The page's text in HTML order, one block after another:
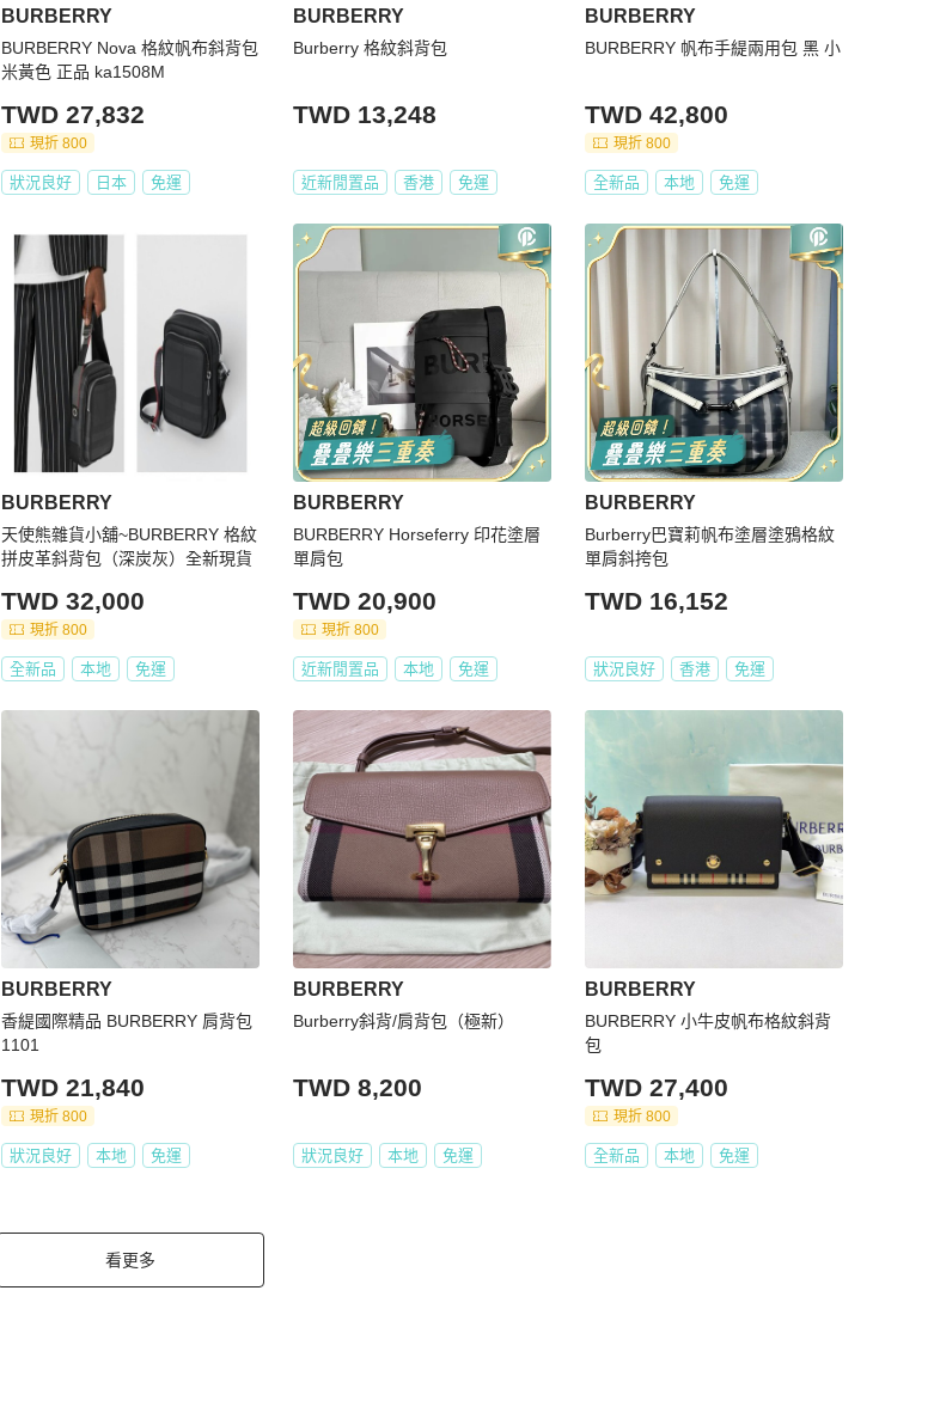
BURBERRY
BURBERRY Nova 格紋帆布斜背包
米黃色 正品 ka1508M
TWD 27,832
現折 800
狀況良好 日本 免運
BURBERRY
Burberry 格紋斜背包
TWD 13,248
近新閒置品 香港 免運
BURBERRY
BURBERRY 帆布手緹兩用包 黑 小
TWD 42,800
現折 800
全新品 本地 免運
BURBERRY
天使熊雜貨小舖~BURBERRY 格紋
拼皮革斜背包（深炭灰）全新現貨
TWD 32,000
現折 800
全新品 本地 免運
BURBERRY
BURBERRY Horseferry 印花塗層
單肩包
TWD 20,900
現折 800
近新閒置品 本地 免運
BURBERRY
Burberry巴寶莉帆布塗層塗鴉格紋
單肩斜挎包
TWD 16,152
狀況良好 香港 免運
BURBERRY
香緹國際精品 BURBERRY 肩背包
1101
TWD 21,840
現折 800
狀況良好 本地 免運
BURBERRY
Burberry斜背/肩背包（極新）
TWD 8,200
狀況良好 本地 免運
BURBERRY
BURBERRY 小牛皮帆布格紋斜背
包
TWD 27,400
現折 800
全新品 本地 免運
看更多